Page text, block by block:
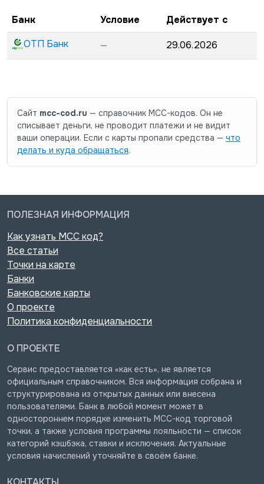
Банк Условие
Действует с
ОТП Банк
— 29.06.2026
Сайт mcc-cod.ru — справочник MCC-кодов. Он не
списывает деньги, не проводит платежи и не видит
ваши операции. Если с карты пропали средства — что
делать и куда обращаться.
ПОЛЕЗНАЯ ИНФОРМАЦИЯ
Как узнать MCC код?
Все статьи
Точки на карте
Банки
Банковские карты
О проекте
Политика конфиденциальности
О ПРОЕКТЕ
Сервис предоставляется «как есть», не является
официальным справочником. Вся информация собрана и
структурирована из открытых данных или внесена
пользователями. Банк в любой момент может в
одностороннем порядке изменить MCC-код торговой
точки, а также условия программы лояльности — список
категорий кэшбэка, ставки и исключения. Актуальные
условия начислений уточняйте в своём банке.